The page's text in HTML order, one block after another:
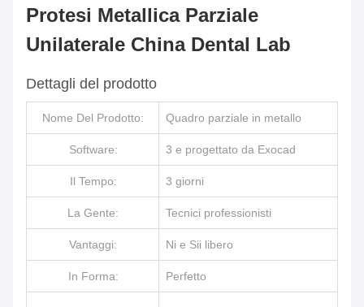
Protesi Metallica Parziale
Unilaterale China Dental Lab
Dettagli del prodotto
Nome Del Prodotto: Quadro parziale in metallo
Software: 3 e progettato da Exocad
Il Tempo: 3 giorni
La Gente: Tecnici professionisti
Vantaggi: Ni e Sii libero
In Forma: Perfetto